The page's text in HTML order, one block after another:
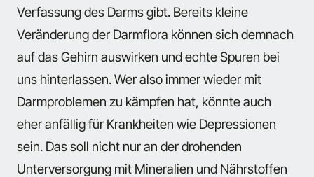
Verfassung des Darms gibt. Bereits kleine
Veränderung der Darmflora können sich demnach
auf das Gehirn auswirken und echte Spuren bei
uns hinterlassen. Wer also immer wieder mit
Darmproblemen zu kämpfen hat, könnte auch
eher anfällig für Krankheiten wie Depressionen
sein. Das soll nicht nur an der drohenden
Unterversorgung mit Mineralien und Nährstoffen